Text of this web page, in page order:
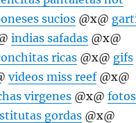
sucios @x@
indias safadas @x@
ricas @x@ gifs
videos miss reef@x@
virgenes @x@fotos
gordas @x@